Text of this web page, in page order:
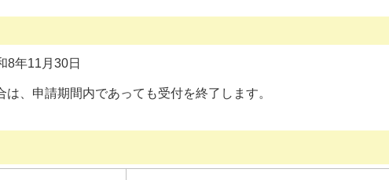
8年11月30日
は、申請期間内であっても受付を終了します。